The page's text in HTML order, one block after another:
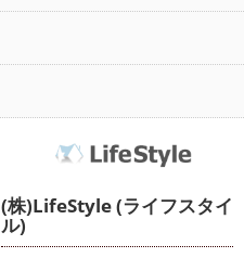
(株)LifeStyle (ライフスタイ
ル)